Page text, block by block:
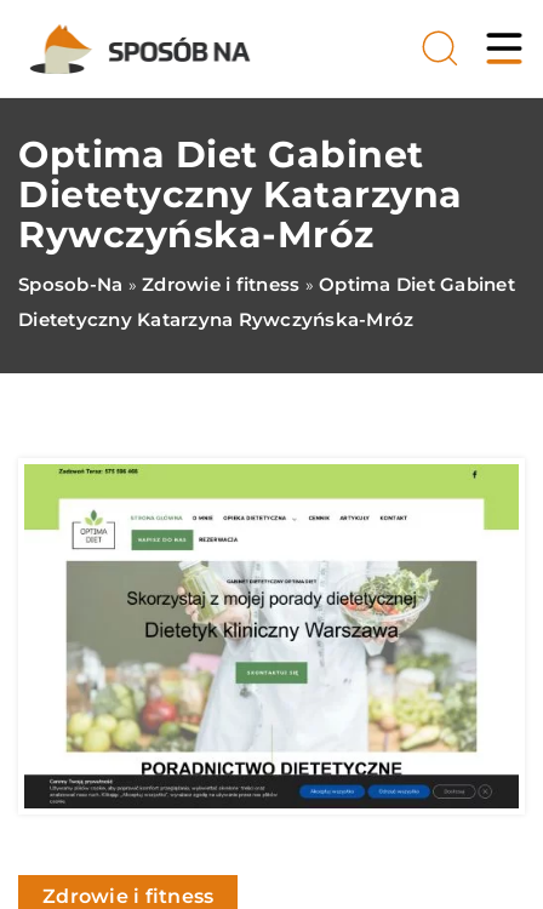
Optima Diet Gabinet
Dietetyczny Katarzyna
Rywczyńska-Mróz
Sposob-Na » Zdrowie i fitness » Optima Diet Gabinet
Dietetyczny Katarzyna Rywczyńska-Mróz
Zdrowie i fitness